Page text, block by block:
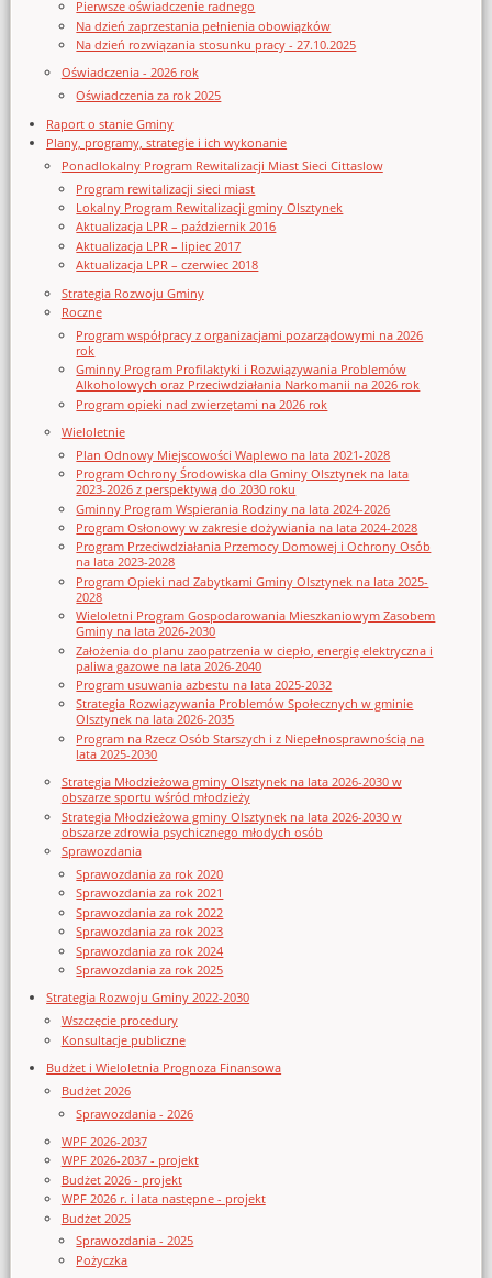
Pierwsze oświadczenie radnego
Na dzień zaprzestania pełnienia obowiązków
Na dzień rozwiązania stosunku pracy - 27.10.2025
Oświadczenia - 2026 rok
Oświadczenia za rok 2025
Raport o stanie Gminy
Plany, programy, strategie i ich wykonanie
Ponadlokalny Program Rewitalizacji Miast Sieci Cittaslow
Program rewitalizacji sieci miast
Lokalny Program Rewitalizacji gminy Olsztynek
Aktualizacja LPR – październik 2016
Aktualizacja LPR – lipiec 2017
Aktualizacja LPR – czerwiec 2018
Strategia Rozwoju Gminy
Roczne
Program współpracy z organizacjami pozarządowymi na 2026
rok
Gminny Program Profilaktyki i Rozwiązywania Problemów
Alkoholowych oraz Przeciwdziałania Narkomanii na 2026 rok
Program opieki nad zwierzętami na 2026 rok
Wieloletnie
Plan Odnowy Miejscowości Waplewo na lata 2021-2028
Program Ochrony Środowiska dla Gminy Olsztynek na lata
2023-2026 z perspektywą do 2030 roku
Gminny Program Wspierania Rodziny na lata 2024-2026
Program Osłonowy w zakresie dożywiania na lata 2024-2028
Program Przeciwdziałania Przemocy Domowej i Ochrony Osób
na lata 2023-2028
Program Opieki nad Zabytkami Gminy Olsztynek na lata 2025-
2028
Wieloletni Program Gospodarowania Mieszkaniowym Zasobem
Gminy na lata 2026-2030
Założenia do planu zaopatrzenia w ciepło, energię elektryczna i
paliwa gazowe na lata 2026-2040
Program usuwania azbestu na lata 2025-2032
Strategia Rozwiązywania Problemów Społecznych w gminie
Olsztynek na lata 2026-2035
Program na Rzecz Osób Starszych i z Niepełnosprawnością na
lata 2025-2030
Strategia Młodzieżowa gminy Olsztynek na lata 2026-2030 w
obszarze sportu wśród młodzieży
Strategia Młodzieżowa gminy Olsztynek na lata 2026-2030 w
obszarze zdrowia psychicznego młodych osób
Sprawozdania
Sprawozdania za rok 2020
Sprawozdania za rok 2021
Sprawozdania za rok 2022
Sprawozdania za rok 2023
Sprawozdania za rok 2024
Sprawozdania za rok 2025
Strategia Rozwoju Gminy 2022-2030
Wszczęcie procedury
Konsultacje publiczne
Budżet i Wieloletnia Prognoza Finansowa
Budżet 2026
Sprawozdania - 2026
WPF 2026-2037
WPF 2026-2037 - projekt
Budżet 2026 - projekt
WPF 2026 r. i lata następne - projekt
Budżet 2025
Sprawozdania - 2025
Pożyczka